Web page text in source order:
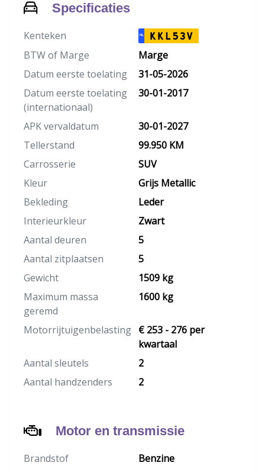
Specificaties
Kenteken NL KKL53V
BTW of Marge
Marge
Datum eerste toelating
31-05-2026
Datum eerste toelating
(internationaal)
30-01-2017
APK vervaldatum
30-01-2027
Tellerstand
99.950 KM
Carrosserie
SUV
Kleur
Grijs Metallic
Bekleding
Leder
Interieurkleur
Zwart
Aantal deuren
5
Aantal zitplaatsen
5
Gewicht
1509 kg
Maximum massa
geremd
1600 kg
Motorrijtuigenbelasting € 253 - 276 per
kwartaal
Aantal sleutels
2
Aantal handzenders
2
Motor en transmissie
Brandstof
Benzine